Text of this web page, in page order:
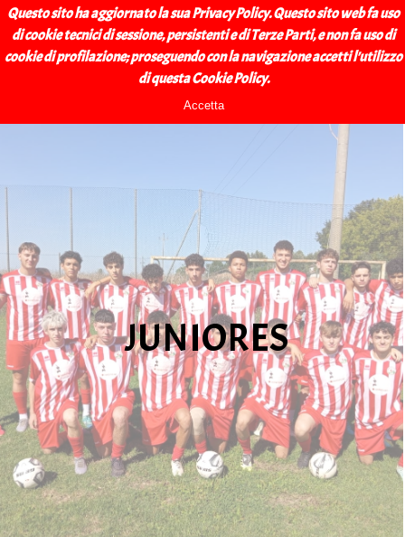
Questo sito ha aggiornato la sua Privacy Policy. Questo sito web fa uso
di cookie tecnici di sessione, persistenti e di Terze Parti, e non fa uso di
cookie di profilazione; proseguendo con la navigazione accetti l'utilizzo
di questa Cookie Policy.
Accetta
Vai ai contenutiBAGNACAVALLO
CALCIO A.S.D.
Salta menù
JUNIORES